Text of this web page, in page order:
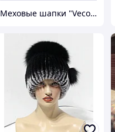
Меховые шапки "Vecons"